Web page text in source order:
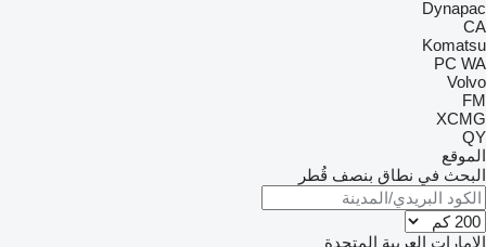
Dynapac
CA
Komatsu
PC WA
Volvo
FM
XCMG
QY
الموقع
البحث في نطاق بنصف قُطر
الإمارات العربية المتحدة